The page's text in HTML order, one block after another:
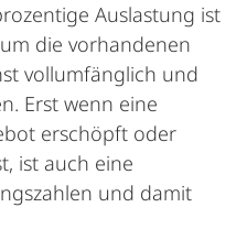
Auslastung ist
die vorhandenen
vollumfänglich und
Erst wenn eine
erschöpft oder
ist auch eine
und damit